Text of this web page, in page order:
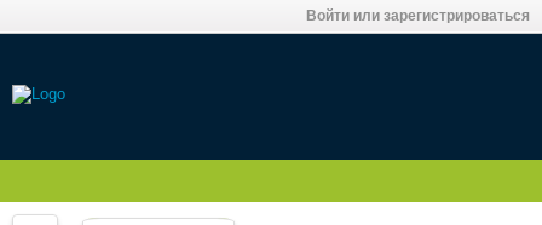
Войти или зарегистрироваться